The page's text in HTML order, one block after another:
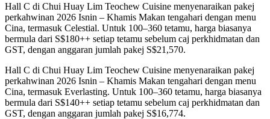
Hall C di Chui Huay Lim Teochew Cuisine menyenaraikan pakej
perkahwinan 2026 Isnin – Khamis Makan tengahari dengan menu
Cina, termasuk Celestial. Untuk 100–360 tetamu, harga biasanya
bermula dari S$180++ setiap tetamu sebelum caj perkhidmatan dan
GST, dengan anggaran jumlah pakej S$21,570.
Hall C di Chui Huay Lim Teochew Cuisine menyenaraikan pakej
perkahwinan 2026 Isnin – Khamis Makan tengahari dengan menu
Cina, termasuk Everlasting. Untuk 100–360 tetamu, harga biasanya
bermula dari S$140++ setiap tetamu sebelum caj perkhidmatan dan
GST, dengan anggaran jumlah pakej S$16,774.